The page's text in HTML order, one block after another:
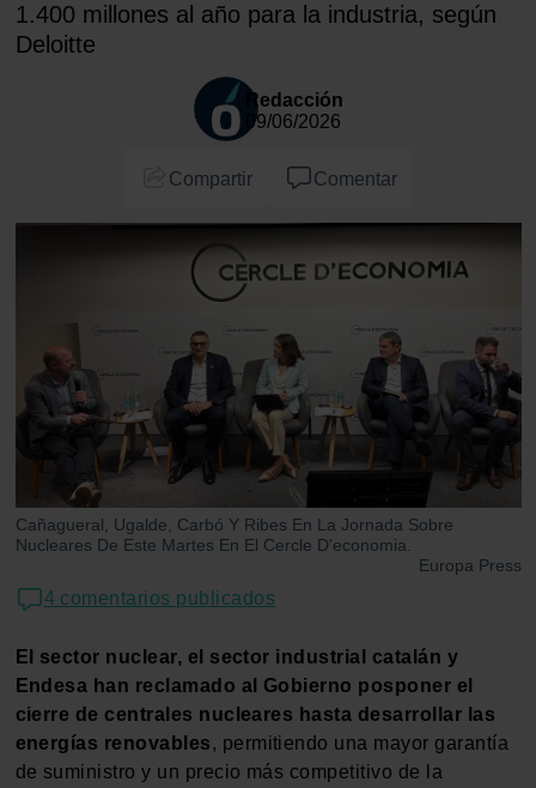
1.400 millones al año para la industria, según
Deloitte
Redacción
09/06/2026
Compartir Comentar
Cañagueral, Ugalde, Carbó Y Ribes En La Jornada Sobre
Nucleares De Este Martes En El Cercle D'economia.
Europa Press
4 comentarios publicados
El sector nuclear, el sector industrial catalán y
Endesa han reclamado al Gobierno posponer el
cierre de centrales nucleares hasta desarrollar las
energías renovables, permitiendo una mayor garantía
de suministro y un precio más competitivo de la